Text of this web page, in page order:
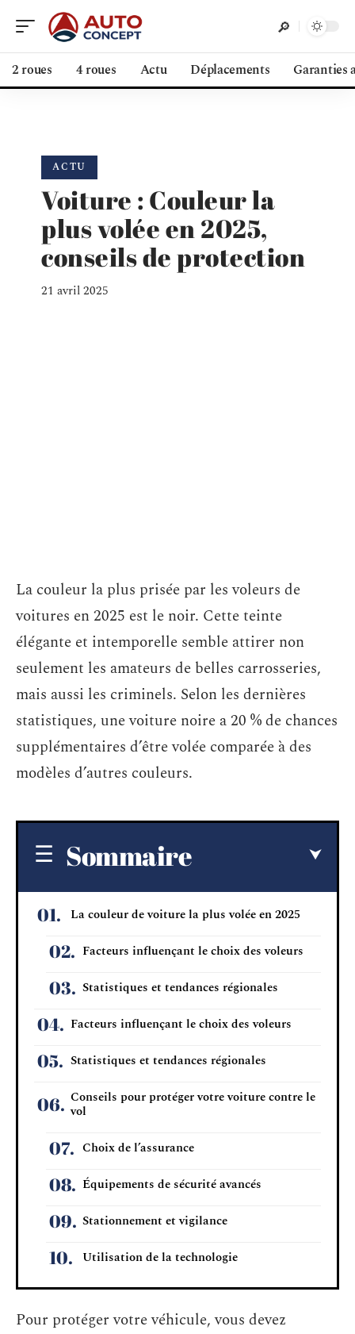
2 roues 4 roues Actu Déplacements Garanties
ACTU
Voiture : Couleur la
plus volée en 2025,
conseils de protection
21 avril 2025
La couleur la plus prisée par les voleurs de
voitures en 2025 est le noir. Cette teinte
élégante et intemporelle semble attirer non
seulement les amateurs de belles carrosseries,
mais aussi les criminels. Selon les dernières
statistiques, une voiture noire a 20 % de chances
supplémentaires d’être volée comparée à des
modèles d’autres couleurs.
Sommaire
La couleur de voiture la plus volée en 2025
Facteurs influençant le choix des voleurs
Statistiques et tendances régionales
Facteurs influençant le choix des voleurs
Statistiques et tendances régionales
Conseils pour protéger votre voiture contre le
vol
Choix de l’assurance
Équipements de sécurité avancés
Stationnement et vigilance
Utilisation de la technologie
Pour protéger votre véhicule, vous devez